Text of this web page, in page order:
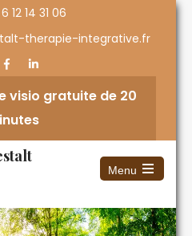
12 14 31 06
therapie-integrative.fr
visio gratuite de 20
Menu